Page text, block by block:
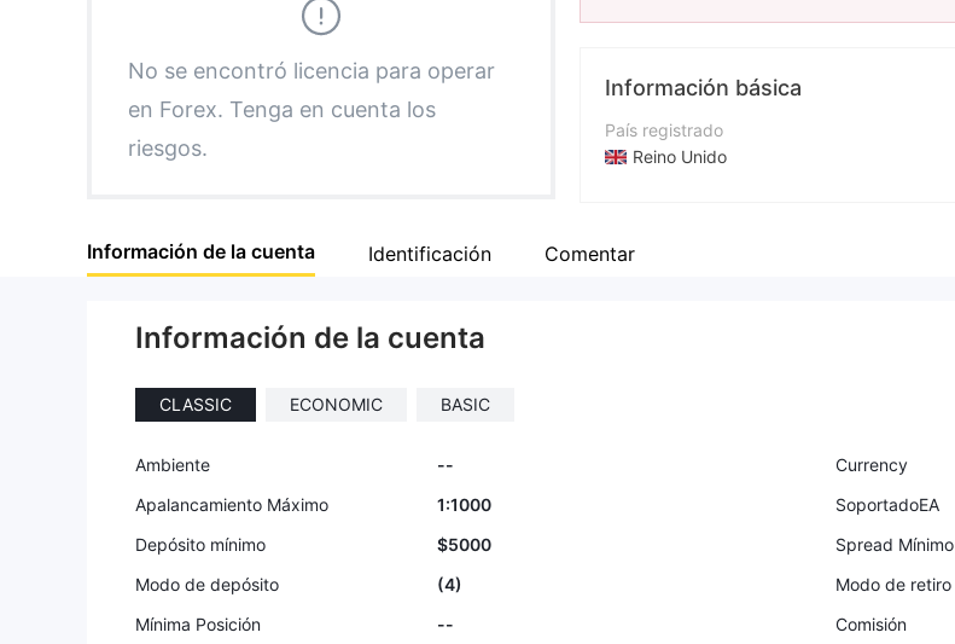
6
7
8
9
4
6
7
8
9
5
8
9
No se encontró licencia para operar
en Forex. Tenga en cuenta los
riesgos.
Información básica
País registrado
Reino Unido
Empresa
Información de la cuenta Identificación Comentar
Información de la cuenta
CLASSIC ECONOMIC BASIC
Ambiente -- Currency
Apalancamiento Máximo
1:1000
SoportadoEA
Depósito mínimo
$5000 Spread Mínimo
Modo de depósito
(4) Modo de retiro
Mínima Posición
-- Comisión